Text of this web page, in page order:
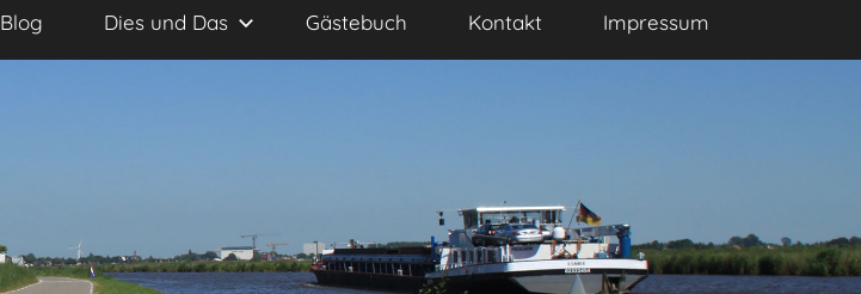
Blog Dies und Das Gästebuch Kontakt Impressum